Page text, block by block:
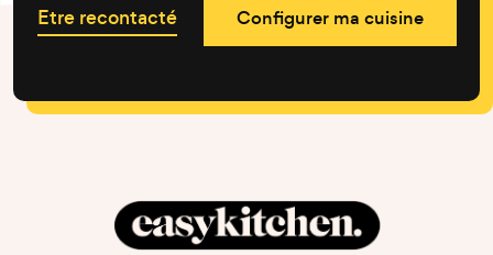
Etre recontacté Configurer ma cuisine